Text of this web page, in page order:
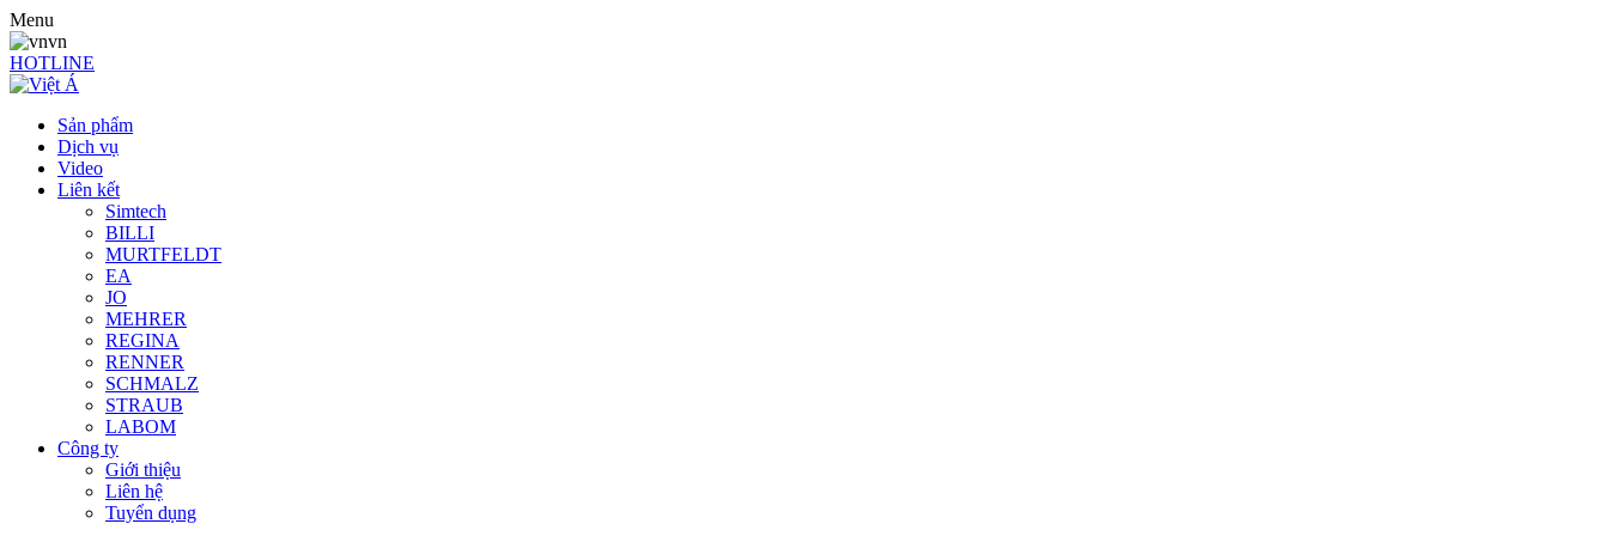
Menu
vn
HOTLINE
Sản phẩm
Dịch vụ
Video
Liên kết
Simtech
BILLI
MURTFELDT
EA
JO
MEHRER
REGINA
RENNER
SCHMALZ
STRAUB
LABOM
Công ty
Giới thiệu
Liên hệ
Tuyển dụng